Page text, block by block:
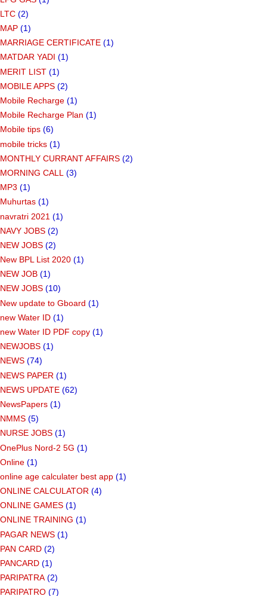
LTC (2)
MAP (1)
MARRIAGE CERTIFICATE (1)
MATDAR YADI (1)
MERIT LIST (1)
MOBILE APPS (2)
Mobile Recharge (1)
Mobile Recharge Plan (1)
Mobile tips (6)
mobile tricks (1)
MONTHLY CURRANT AFFAIRS (2)
MORNING CALL (3)
MP3 (1)
Muhurtas (1)
navratri 2021 (1)
NAVY JOBS (2)
NEW JOBS (2)
New BPL List 2020 (1)
NEW JOB (1)
NEW JOBS (10)
New update to Gboard (1)
new Water ID (1)
new Water ID PDF copy (1)
NEWJOBS (1)
NEWS (74)
NEWS PAPER (1)
NEWS UPDATE (62)
NewsPapers (1)
NMMS (5)
NURSE JOBS (1)
OnePlus Nord-2 5G (1)
Online (1)
online age calculater best app (1)
ONLINE CALCULATOR (4)
ONLINE GAMES (1)
ONLINE TRAINING (1)
PAGAR NEWS (1)
PAN CARD (2)
PANCARD (1)
PARIPATRA (2)
PARIPATRO (7)